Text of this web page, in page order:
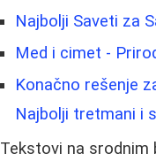
Najbolji Saveti za
Med i cimet -
Konačno rešenje
Najbolji tretmani i
Tekstovi na srodnim